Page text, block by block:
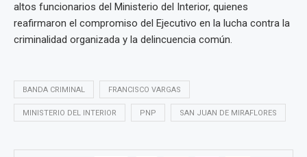
altos funcionarios del Ministerio del Interior, quienes
reafirmaron el compromiso del Ejecutivo en la lucha contra la
criminalidad organizada y la delincuencia común.
BANDA CRIMINAL FRANCISCO VARGAS
MINISTERIO DEL INTERIOR PNP SAN JUAN DE MIRAFLORES